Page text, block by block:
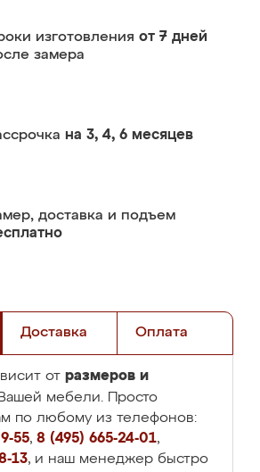
изготовления от 7 дней
замера
на 3, 4, 6 месяцев
доставка и подъем
Доставка Оплата
от размеров и
Вашей мебели. Просто
по любому из телефонов:
55, 8 (495) 665-24-01,
13, и наш менеджер быстро